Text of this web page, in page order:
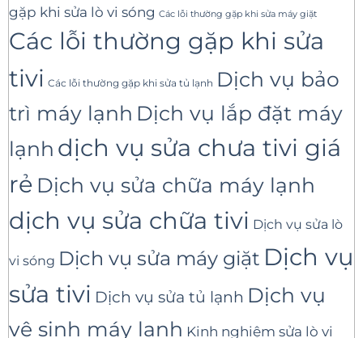
gặp khi sửa lò vi sóng Các lỗi thường gặp khi sửa máy giặt
Các lỗi thường gặp khi sửa
tivi Các lỗi thường gặp khi sửa tủ lạnh Dịch vụ bảo
trì máy lạnh Dịch vụ lắp đặt máy
lạnh dịch vụ sửa chưa tivi giá
rẻ Dịch vụ sửa chữa máy lạnh
dịch vụ sửa chữa tivi Dịch vụ sửa lò
vi sóng Dịch vụ sửa máy giặt Dịch vụ
sửa tivi Dịch vụ sửa tủ lạnh Dịch vụ
vệ sinh máy lạnh Kinh nghiệm sửa lò vi